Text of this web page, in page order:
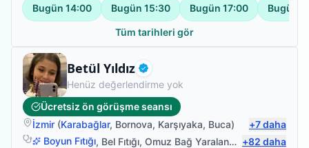
Bugün 14:00 Bugün 15:30 Bugün 17:00 Bugün
Tüm tarihleri gör
Betül Yıldız Doğrulanmış
Fizyoterapist
Henüz değerlendirme yok
Ücretsiz ön görüşme seansı
İzmir (Karabağlar, Bornova, Karşıyaka, Buca) +7daha
Boyun Fıtığı, Bel Fıtığı, Omuz Bağ Yaralanması ,Protez
+82 daha